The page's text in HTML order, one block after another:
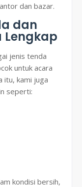
dan bazar.
dan
Lengkap
jenis tenda
untuk acara
itu, kami juga
seperti:
kondisi bersih,